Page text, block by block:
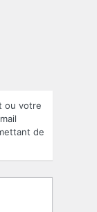
ou votre
de